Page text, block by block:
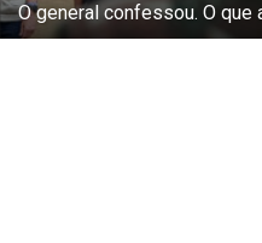
O general confessou. O que